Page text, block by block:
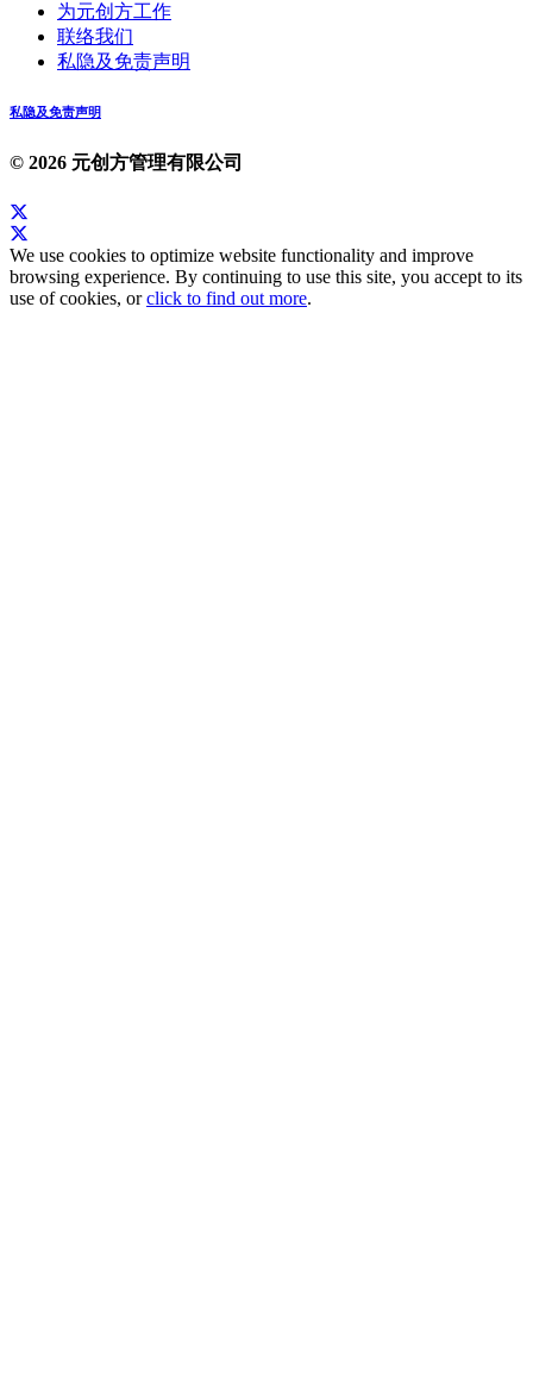
为元创方工作
联络我们
私隐及免责声明
私隐及免责声明
© 2026 元创方管理有限公司
We use cookies to optimize website functionality and improve
browsing experience. By continuing to use this site, you accept to its
use of cookies, orclick to find out more.